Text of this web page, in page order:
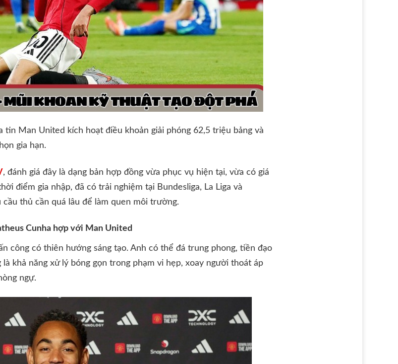
Man United kích hoạt điều khoản giải phóng 62,5 triệu bảng và
gia hạn.
, đánh giá đây là dạng bản hợp đồng vừa phục vụ hiện tại, vừa có giá
điểm gia nhập, đã có trải nghiệm tại Bundesliga, La Liga và
cầu thủ cần quá lâu để làm quen môi trường.
Cunha hợp với Man United
công có thiên hướng sáng tạo. Anh có thể đá trung phong, tiền đạo
khả năng xử lý bóng gọn trong phạm vi hẹp, xoay người thoát áp
ngự.